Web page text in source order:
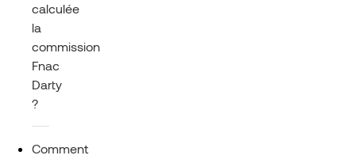
calculée
la
commission
Fnac
Darty
?
Comment